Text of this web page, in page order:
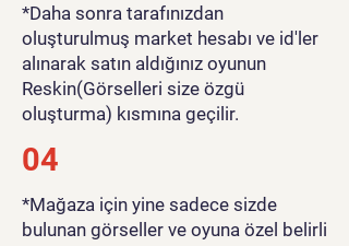
*Daha sonra tarafınızdan
oluşturulmuş market hesabı ve id'ler
alınarak satın aldığınız oyunun
Reskin(Görselleri size özgü
oluşturma) kısmına geçilir.
04
*Mağaza için yine sadece sizde
bulunan görseller ve oyuna özel belirli